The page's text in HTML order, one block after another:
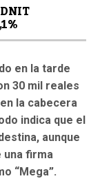
en la tarde
30 mil reales
la cabecera
indica que el
aunque
una firma
“Mega”.